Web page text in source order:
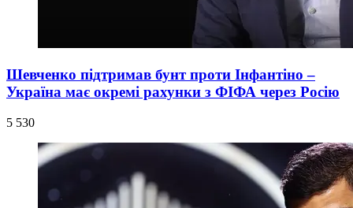
Шевченко підтримав бунт проти Інфантіно –
Україна має окремі рахунки з ФІФА через Росію
5 530